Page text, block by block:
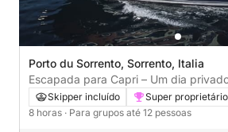
Porto du Sorrento, Sorrento, Italia
Escapada para Capri – Um dia
Skipper incluído Super proprietário
8 horas · Para grupos até 12 pessoas